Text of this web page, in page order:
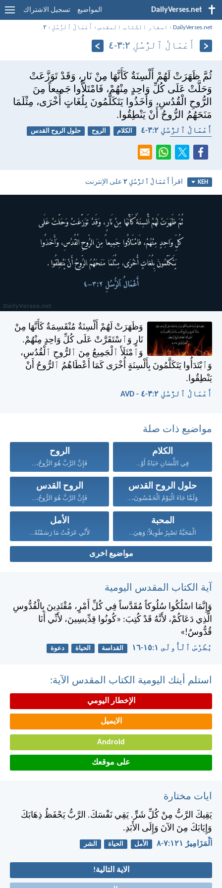
DailyVerses.net المواضيع تسجيل الاشتراك
DailyVerses.net
› اسفار الكتاب المقدس › أَعْمَالُ ٱلرُّسُلِ ›٢
أَعْمَالُ ٱلرُّسُلِ ٢:‏٣-‏٤
ثُمَّ ظَهَرَتْ لَهُمْ أَلْسِنَةٌ كَأَنَّهَا مِنْ نَارٍ، وَقَدْ تَوَزَّعَتْ
وَحَلَّتْ عَلَى كُلِّ وَاحِدٍ مِنْهُمْ، فَامْتَلأُوا جَمِيعاً مِنَ
الرُّوحِ الْقُدُسِ، وَأَخَذُوا يَتَكَلَّمُونَ بِلُغَاتٍ أُخْرَى، مِثْلَمَا
مَنَحَهُمُ الرُّوحُ أَنْ يَنْطِقُوا.
أَعْمَالُ ٱلرُّسُلِ ٢:‏٣-‏٤ الكلام الروح
حلول الروح القدس
KEH اقرأ أَعْمَالُ ٱلرُّسُلِ ٢ على الإنترنت
وَظَهَرَتْ لَهُمْ أَلْسِنَةٌ مُنْقَسِمَةٌ كَأَنَّهَا مِنْ
نَارٍ وَٱسْتَقَرَّتْ عَلَى كُلِّ وَاحِدٍ مِنْهُمْ.
وَٱمْتَلَأَ ٱلْجَمِيعُ مِنَ ٱلرُّوحِ ٱلْقُدُسِ،
وَٱبْتَدَأُوا يَتَكَلَّمُونَ بِأَلْسِنَةٍ أُخْرَى كَمَا أَعْطَاهُمُ ٱلرُّوحُ أَنْ
يَنْطِقُوا.
أَعْمَالُ ٱلرُّسُلِ ٢:‏٣-‏٤ - AVD
مواضيع ذات صلة
الكلام
فِي اللِّسَانِ حَيَاةٌ أَوْ...
الروح
فَإِنَّ الرَّبَّ هُوَ الرُّوحُ،...
حلول الروح القدس
وَلَمَّا جَاءَ الْيَوْمُ الْخَمْسُونَ،...
الروح القدس
فَإِنَّ الرَّبَّ هُوَ الرُّوحُ،...
المحبة
الْمَحَبَّةُ تَصْبِرُ طَوِيلاً؛ وَهِيَ...
الأمل
لأَنِّي عَرَفْتُ مَا رَسَمْتُهُ...
مواضيع اخرى
آية الكتاب المقدس اليومية
وَإِنَّمَا اسْلُكُوا سُلُوكاً مُقَدَّساً فِي كُلِّ أَمْرٍ، مُقْتَدِينَ بِالْقُدُّوسِ
الَّذِي دَعَاكُمْ، لأَنَّهُ قَدْ كُتِبَ: «كُونُوا قِدِّيسِينَ، لأَنِّي أَنَا
قُدُّوسٌ!»
بُطْرُسَ ٱلْأُولَى ١:‏١٥-‏١٦ القداسة الحياة دعوة
استلم أيتك اليومية الكتاب المقدس الآية:
الإخطار اليومي
الايميل
Android
على موقعك
ايات مختارة
يَقِيكَ الرَّبُّ مِنْ كُلِّ شَرٍّ. يَقِي نَفْسَكَ. الرَّبُّ يَحْفَظُ ذِهَابَكَ
وَإِيَابَكَ مِنَ الآنَ وَإِلَى الأَبَدِ.
اَلْمَزَامِيرُ ١٢١:‏٧-‏٨ الأمل الحياة الشر
الاية التالية!